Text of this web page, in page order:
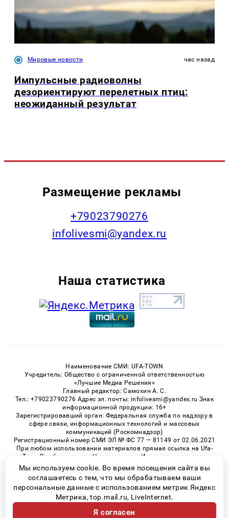
Мировые новости час назад
Импульсные радиоволны
дезориентируют перелетных птиц:
неожиданный результат
Размещение рекламы
+79023790276
infolivesmi@yandex.ru
Наша статистика
Наименование СМИ: UFA-TOWN
Учредитель: Общество с ограниченной ответственностью
«Лучшие Медиа Решения»
Главный редактор: Самохин А. С.
Тел.: +79023790276 Адрес эл. почты: infolivesmi@yandex.ru Знак
информационной продукции: 16+
Зарегистрировавший орган: Федеральная служба по надзору в
сфере связи, информационных технологий и массовых
коммуникаций (Роскомнадзор)
Регистрационный номер СМИ ЭЛ № ФС 77 — 81149 от 02.06.2021
При любом использовании материалов прямая ссылка на Ufa-
Town.Ru обязательна. Цитирование в Интернете возможно
только при наличии письменного разрешения.
© 2026 «Ufa-Town» | Все права защищены
Возрастная категория сайта 16+
Мы используем cookie. Во время посещения сайта вы
соглашаетесь с тем, что мы обрабатываем ваши
персональные данные с использованием метрик Яндекс
Метрика, top.mail.ru, LiveInternet.
Я согласен